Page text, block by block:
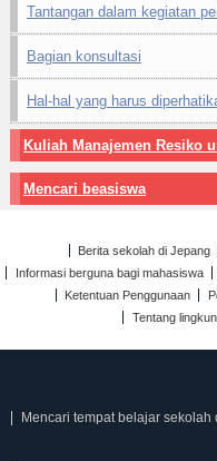
Tantangan dalam kegiatan
Bagian konsultasi
Hal-hal yang harus
Kuliah Manajemen Resiko
Mencari beasiswa
Berita sekolah di Jepang
Informasi berguna bagi mahasiswa
Ketentuan Penggunaan
Tentang
Mencari tempat belajar sekolah